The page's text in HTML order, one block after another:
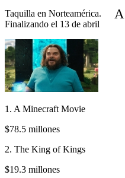
Taquilla en Norteamérica.
Finalizando el 13 de abril
1. A Minecraft Movie
$78.5 millones
2. The King of Kings
$19.3 millones